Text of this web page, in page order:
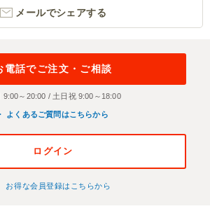
メールでシェアする
電話でご注文・ご相談
9:00～20:00 / 土日祝 9:00～18:00
よくあるご質問はこちらから
ログイン
お得な会員登録はこちらから